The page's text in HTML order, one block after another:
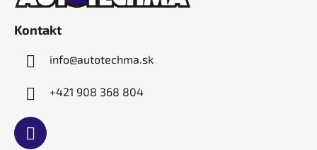
Kontakt
info@autotechma.sk
+421 908 368 804